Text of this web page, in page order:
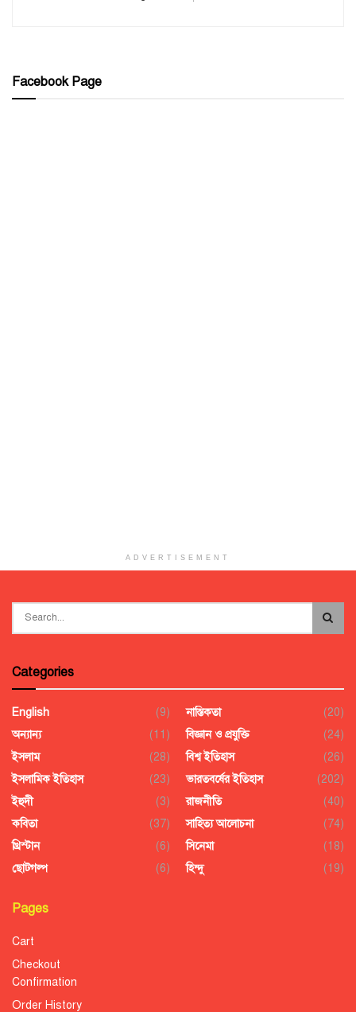
Facebook Page
ADVERTISEMENT
Categories
English
(9)
অন্যান্য
(11)
ইসলাম
(28)
ইসলামিক ইতিহাস
(23)
ইহুদী
(3)
কবিতা
(37)
খ্রিস্টান
(6)
ছোটগল্প
(6)
নাস্তিকতা
(20)
বিজ্ঞান ও প্রযুক্তি
(24)
বিশ্ব ইতিহাস
(26)
ভারতবর্ষের ইতিহাস
(202)
রাজনীতি
(40)
সাহিত্য আলোচনা
(74)
সিনেমা
(18)
হিন্দু
(19)
Pages
Cart
Checkout
Confirmation
Order History